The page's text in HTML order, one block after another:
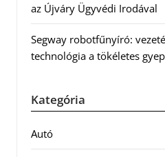
az Újváry Ügyvédi Irodával
Segway robotfűnyíró:
technológia a tökéletes
Kategória
Autó